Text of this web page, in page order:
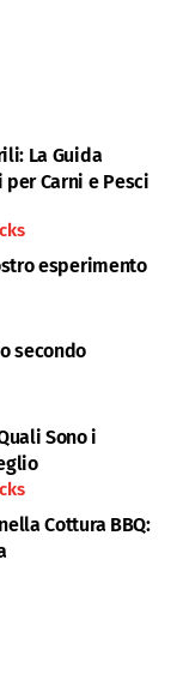
La Guida
Carni e Pesci
esperimento
secondo
Sono i
Cottura BBQ: